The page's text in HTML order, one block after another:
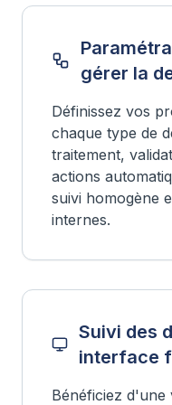
gérer la
Définissez vos
chaque type de
traitement,
actions
suivi homogène
internes.
Suivi des
interface
Bénéficiez d'une